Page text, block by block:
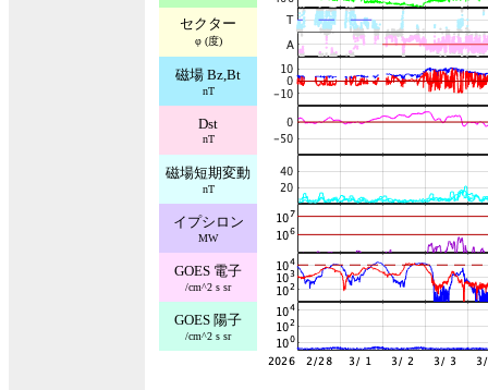
セクター
φ (度)
磁場 Bz,Bt
nT
Dst
nT
磁場短期変動
nT
イプシロン
MW
GOES 電子
/cm^2 s sr
GOES 陽子
/cm^2 s sr